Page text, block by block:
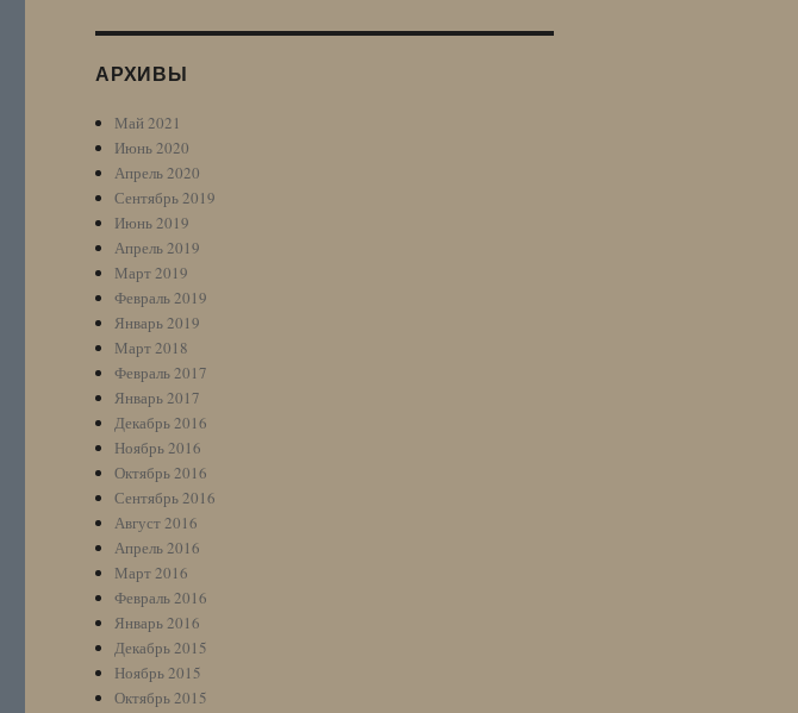
АРХИВЫ
Май 2021
Июнь 2020
Апрель 2020
Сентябрь 2019
Июнь 2019
Апрель 2019
Март 2019
Февраль 2019
Январь 2019
Март 2018
Февраль 2017
Январь 2017
Декабрь 2016
Ноябрь 2016
Октябрь 2016
Сентябрь 2016
Август 2016
Апрель 2016
Март 2016
Февраль 2016
Январь 2016
Декабрь 2015
Ноябрь 2015
Октябрь 2015